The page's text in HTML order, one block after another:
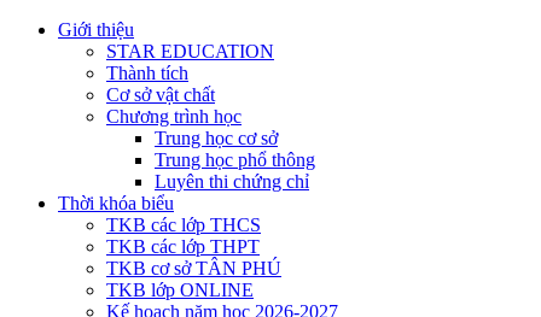
Giới thiệu
STAR EDUCATION
Thành tích
Cơ sở vật chất
Chương trình học
Trung học cơ sở
Trung học phổ thông
Luyên thi chứng chỉ
Thời khóa biểu
TKB các lớp THCS
TKB các lớp THPT
TKB cơ sở TÂN PHÚ
TKB lớp ONLINE
Kế hoạch năm học 2026-2027